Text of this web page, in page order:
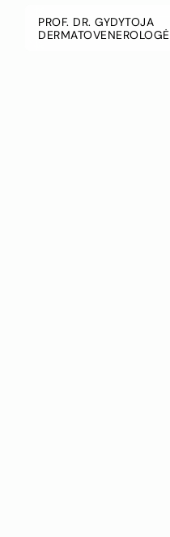
PROF. DR. GYDYTOJA
DERMATOVENEROLOGĖ